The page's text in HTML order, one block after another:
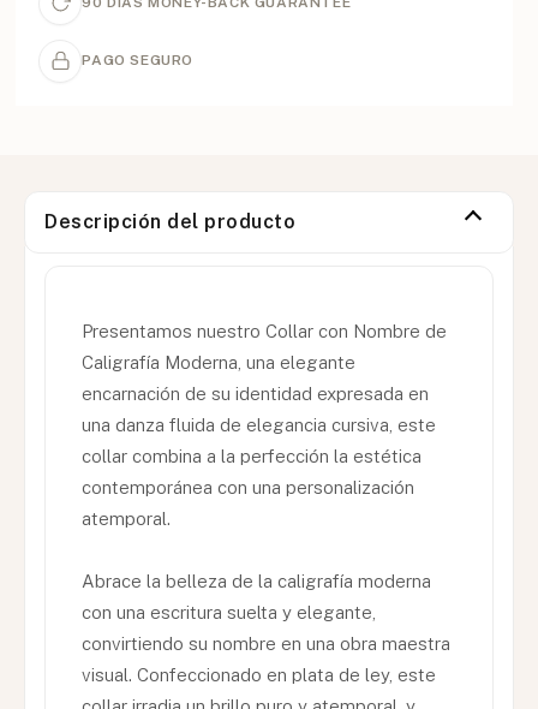
PAGO SEGURO
Descripción del producto
Presentamos nuestro Collar con Nombre de
Caligrafía Moderna, una elegante
encarnación de su identidad expresada en
una danza fluida de elegancia cursiva, este
collar combina a la perfección la estética
contemporánea con una personalización
atemporal.
Abrace la belleza de la caligrafía moderna
con una escritura suelta y elegante,
convirtiendo su nombre en una obra maestra
visual. Confeccionado en plata de ley, este